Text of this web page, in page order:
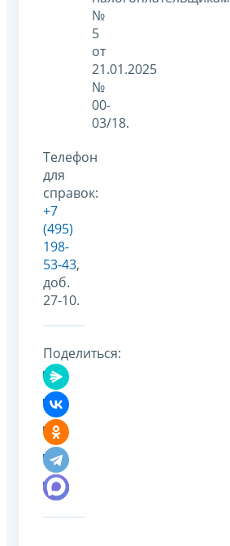
№
5
от
21.01.2025
№
00-
03/18.
Телефон
для
справок:
+7
(495)
198-
53-43,
доб.
27-10.
Поделиться: